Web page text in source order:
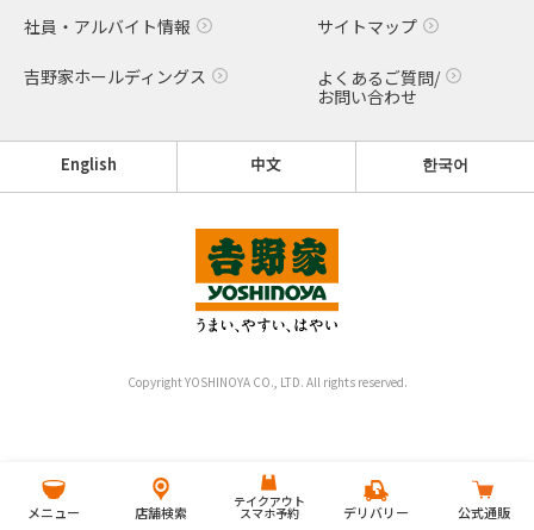
メニュー 店舗検索
テイクアウト
スマホ予約 デリバリー 公式通販
社員・アルバイト情報 サイトマップ
吉野家ホールディングス
よくあるご質問/
お問い合わせ
English 中文 한국어
Copyright YOSHINOYA CO., LTD. All rights reserved.